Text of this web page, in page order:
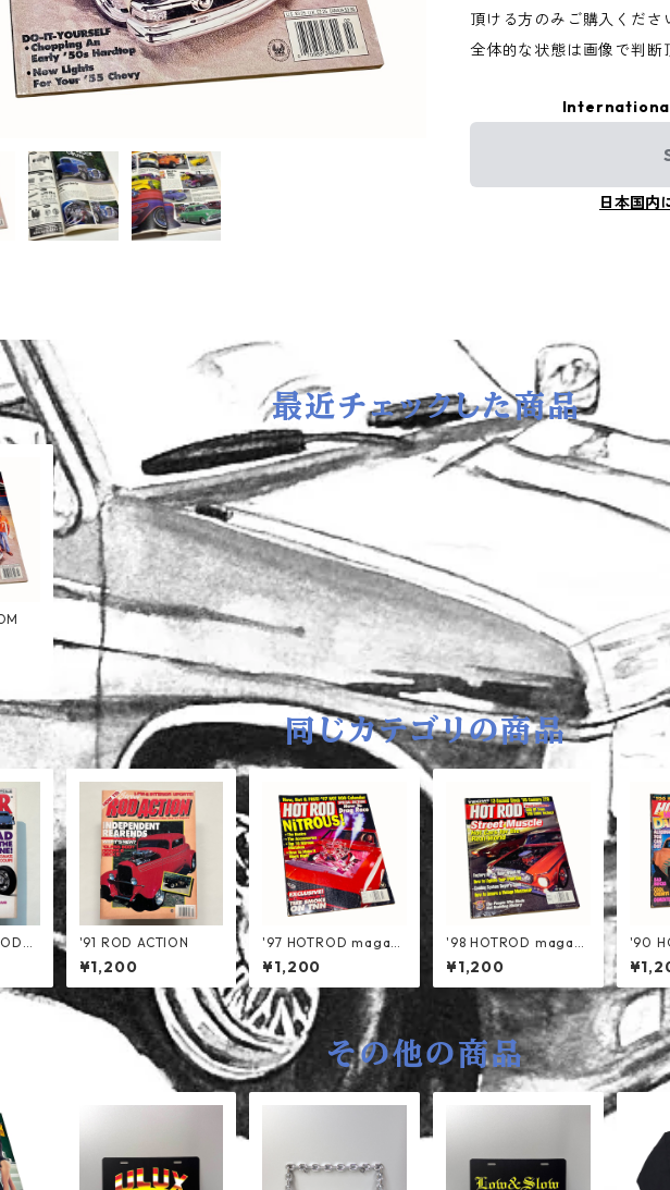
頂ける方のみご購入くださ
全体的な状態は画像で判
日本国内
最近チェックした商品
同じカテゴリの商品
'91 ROD ACTION
¥1,200
'97 HOTROD magazi
ne
¥1,200
'98 HOTROD magazi
ne
¥1,200
'90
ne
その他の商品